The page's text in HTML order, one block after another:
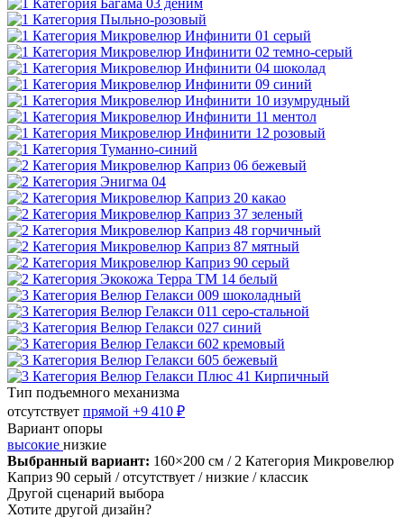
Тип подъемного механизма
отсутствует прямой +9 410 ₽
Вариант опоры
высокие низкие
Выбранный вариант: 160×200 см / 2 Категория Микровелюр
Каприз 90 серый / отсутствует / низкие / классик
Другой сценарий выбора
Хотите другой дизайн?